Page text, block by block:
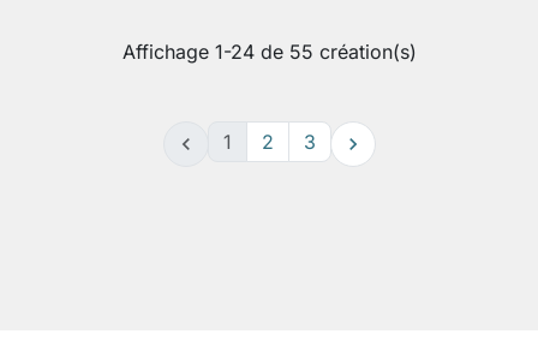
Affichage 1-24 de 55 création(s)
 1 2 3 